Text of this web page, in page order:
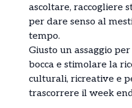
ascoltare, raccogliere
per dare senso al
tempo.
Giusto un assaggio
bocca e stimolare la
culturali, ricreative e
trascorrere il week